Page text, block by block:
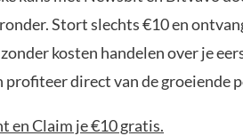
Stort slechts €10 en
zonder kosten handelen over je
profiteer direct van de
en Claim je €10 gratis.